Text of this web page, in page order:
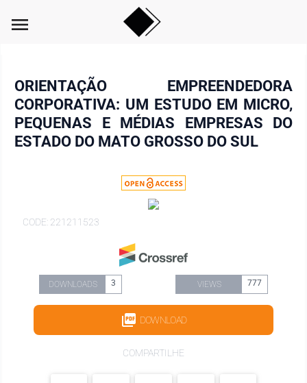
menu
ORIENTAÇÃO EMPREENDEDORA
CORPORATIVA: UM ESTUDO EM MICRO,
PEQUENAS E MÉDIAS EMPRESAS DO
ESTADO DO MATO GROSSO DO SUL
CODE: 221211523
DOWNLOADS 3 VIEWS 777
DOWNLOAD
COMPARTILHE